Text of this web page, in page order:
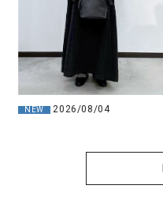
NEW 2026/08/04